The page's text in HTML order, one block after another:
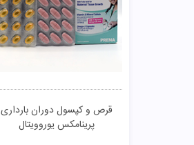
قرص و کپسول دوران بارداری
پرینامکس یوروویتال